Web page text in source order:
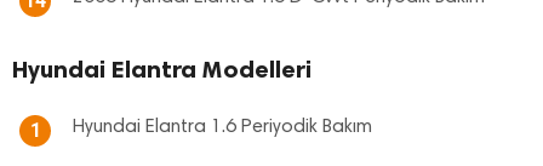
Hyundai Elantra Modelleri
1 Hyundai Elantra 1.6 Periyodik Bakım